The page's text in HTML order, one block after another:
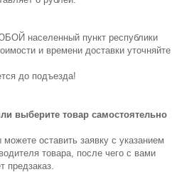
населенный пункт республики
и времени доставки уточняйте
до подъезда!
выберите товар самостоятельно
оставить заявку с указанием
товара, после чего с вами
предзаказ.